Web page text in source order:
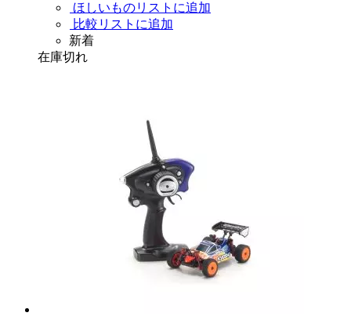
ほしいものリストに追加
比較リストに追加
新着
在庫切れ